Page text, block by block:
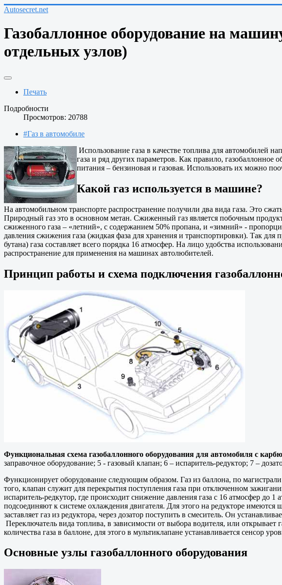
Autosecret.net
Газобаллонное оборудование на
отдельных узлов)
Печать
Подробности
Просмотров: 20788
#Газ в автомобиле
Использование газа в качестве топлива для автомобилей
газа и ряд других параметров. Как правило,
питания – бензиновая и газовая. Использовать их можно
Какой газ используется в машине?
На автомобильном транспорте распространение получили два вида газа. Это
Природный газ это в основном метан. Сжиженный газ является побочным
сжиженного газа – «летний», с содержанием 50% пропана, и «зимний» -
давления сжижения газа (жидкая фаза для хранения и транспортировки). Так для
бутана) газа составляет всего порядка 16 атмосфер. На лицо удобства
распространение для применения на машинах автолюбителей.
Принцип работы и схема подключения
Функциональная схема газобаллонного оборудования для автомобиля с
заправочное оборудование; 5 - газовый клапан; 6 – испаритель-редуктор; 7 –
Функционирует оборудование следующим образом. Газ из баллона, по
того, клапан служит для перекрытия поступления газа при отключенном
испаритель-редкутор, где происходит снижение давления газа с 16 атмосфер до
подсоединяют к системе охлаждения двигателя. Для этого на редукторе
заставляет газ из редуктора, через дозатор поступить в смеситель. Он
Переключатель вида топлива, в зависимости от выбора водителя, или открывает
количества газа в баллоне, для этого в мультиклапане устанавливается сенсор
Основные узлы газобаллонного оборудования